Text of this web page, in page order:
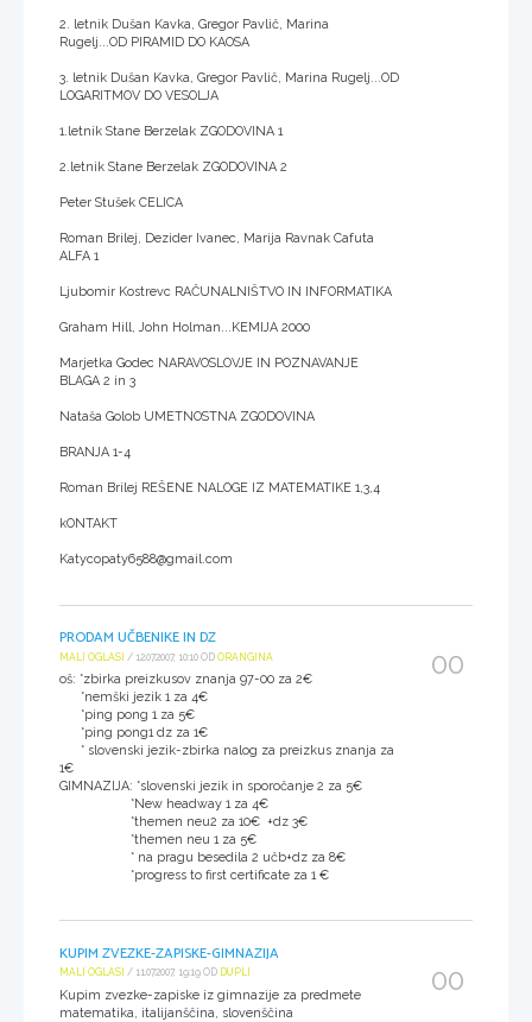
2. letnik Dušan Kavka, Gregor Pavlič, Marina
Rugelj...OD PIRAMID DO KAOSA
3. letnik Dušan Kavka, Gregor Pavlič, Marina Rugelj...OD
LOGARITMOV DO VESOLJA
1.letnik Stane Berzelak ZGODOVINA 1
2.letnik Stane Berzelak ZGODOVINA 2
Peter Stušek CELICA
Roman Brilej, Dezider Ivanec, Marija Ravnak Cafuta
ALFA 1
Ljubomir Kostrevc RAČUNALNIŠTVO IN INFORMATIKA
Graham Hill, John Holman...KEMIJA 2000
Marjetka Godec NARAVOSLOVJE IN POZNAVANJE
BLAGA 2 in 3
Nataša Golob UMETNOSTNA ZGODOVINA
BRANJA 1-4
Roman Brilej REŠENE NALOGE IZ MATEMATIKE 1,3,4
kONTAKT
Katycopaty6588@gmail.com
PRODAM UČBENIKE IN DZ
MALI OGLASI / 12.07.2007, 10:10 OD ORANGINA
oš: *zbirka preizkusov znanja 97-00 za 2€
*nemški jezik 1 za 4€
*ping pong 1 za 5€
*ping pong1 dz za 1€
* slovenski jezik-zbirka nalog za preizkus znanja za
1€
GIMNAZIJA: *slovenski jezik in sporočanje 2 za 5€
*New headway 1 za 4€
*themen neu2 za 10€ +dz 3€
*themen neu 1 za 5€
* na pragu besedila 2 učb+dz za 8€
*progress to first certificate za 1 €
00
KUPIM ZVEZKE-ZAPISKE-GIMNAZIJA
MALI OGLASI / 11.07.2007, 19:19 OD DUPLI
Kupim zvezke-zapiske iz gimnazije za predmete
matematika, italijanščina, slovenščina
00